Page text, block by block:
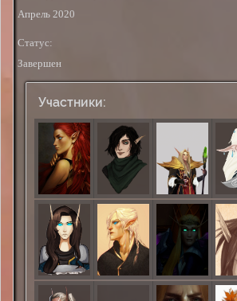
Апрель 2020
Статус:
Завершен
Участники: